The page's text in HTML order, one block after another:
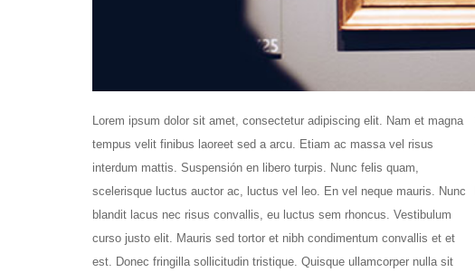
Lorem ipsum dolor sit amet, consectetur adipiscing elit. Nam et magna
tempus velit finibus laoreet sed a arcu. Etiam ac massa vel risus
interdum mattis. Suspensión en libero turpis. Nunc felis quam,
scelerisque luctus auctor ac, luctus vel leo. En vel neque mauris. Nunc
blandit lacus nec risus convallis, eu luctus sem rhoncus. Vestibulum
curso justo elit. Mauris sed tortor et nibh condimentum convallis et et
est. Donec fringilla sollicitudin tristique. Quisque ullamcorper nulla sit